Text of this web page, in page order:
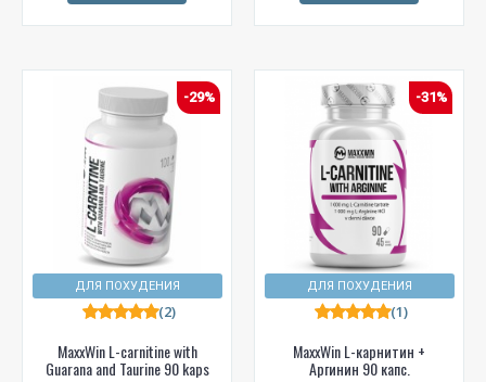
ДЛЯ ПОХУДЕНИЯ
-29%
MaxxWin L-carnitine with
Guarana and Taurine 90 kaps
(2)
ДЛЯ ПОХУДЕНИЯ
-31%
MaxxWin L-карнитин +
Аргинин 90 капс.
(1)